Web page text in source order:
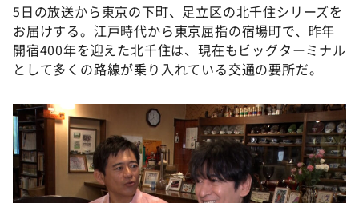
ザキ山小屋本館
ぺこぱのまるスポ
アナ回覧板
5日の放送から東京の下町、足立区の北千住シリーズを
お届けする。江戸時代から東京屈指の宿場町で、昨年
開宿400年を迎えた北千住は、現在もビッグターミナル
として多くの路線が乗り入れている交通の要所だ。